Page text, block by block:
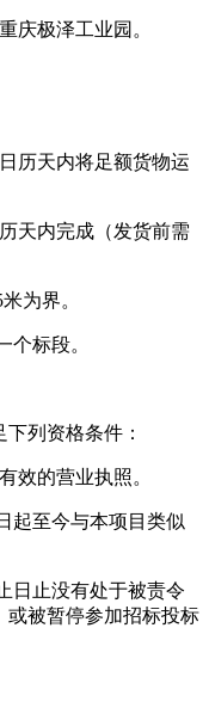
庆极泽工业园。
历天内将足额货物运
天内完成（发货前需
为界。
个标段。
列资格条件：
效的营业执照。
起至今与本项目类似
日止没有处于被责令
或被暂停参加招标投标